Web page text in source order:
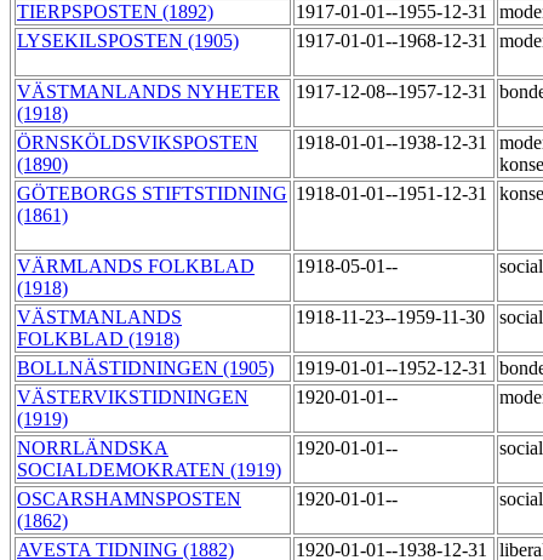
TIERPSPOSTEN (1892) 1917-01-01--1955-12-31
LYSEKILSPOSTEN (1905)
1917-01-01--1968-12-31
VÄSTMANLANDS NYHETER
(1918)
1917-12-08--1957-12-31
ÖRNSKÖLDSVIKSPOSTEN
(1890)
1918-01-01--1938-12-31
GÖTEBORGS STIFTSTIDNING
(1861)
1918-01-01--1951-12-31
VÄRMLANDS FOLKBLAD
(1918)
1918-05-01--
VÄSTMANLANDS
FOLKBLAD (1918)
1918-11-23--1959-11-30
BOLLNÄSTIDNINGEN (1905) 1919-01-01--1952-12-31
VÄSTERVIKSTIDNINGEN
(1919)
1920-01-01--
NORRLÄNDSKA
SOCIALDEMOKRATEN (1919)
1920-01-01--
OSCARSHAMNSPOSTEN
(1862)
1920-01-01--
AVESTA TIDNING (1882) 1920-01-01--1938-12-31